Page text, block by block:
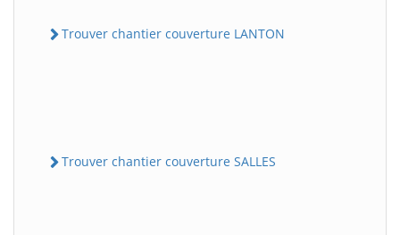
Trouver chantier couverture LANTON
Trouver chantier couverture SALLES